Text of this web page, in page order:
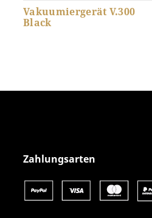
Vakuumiergerät V.300
Black
Zahlungsarten